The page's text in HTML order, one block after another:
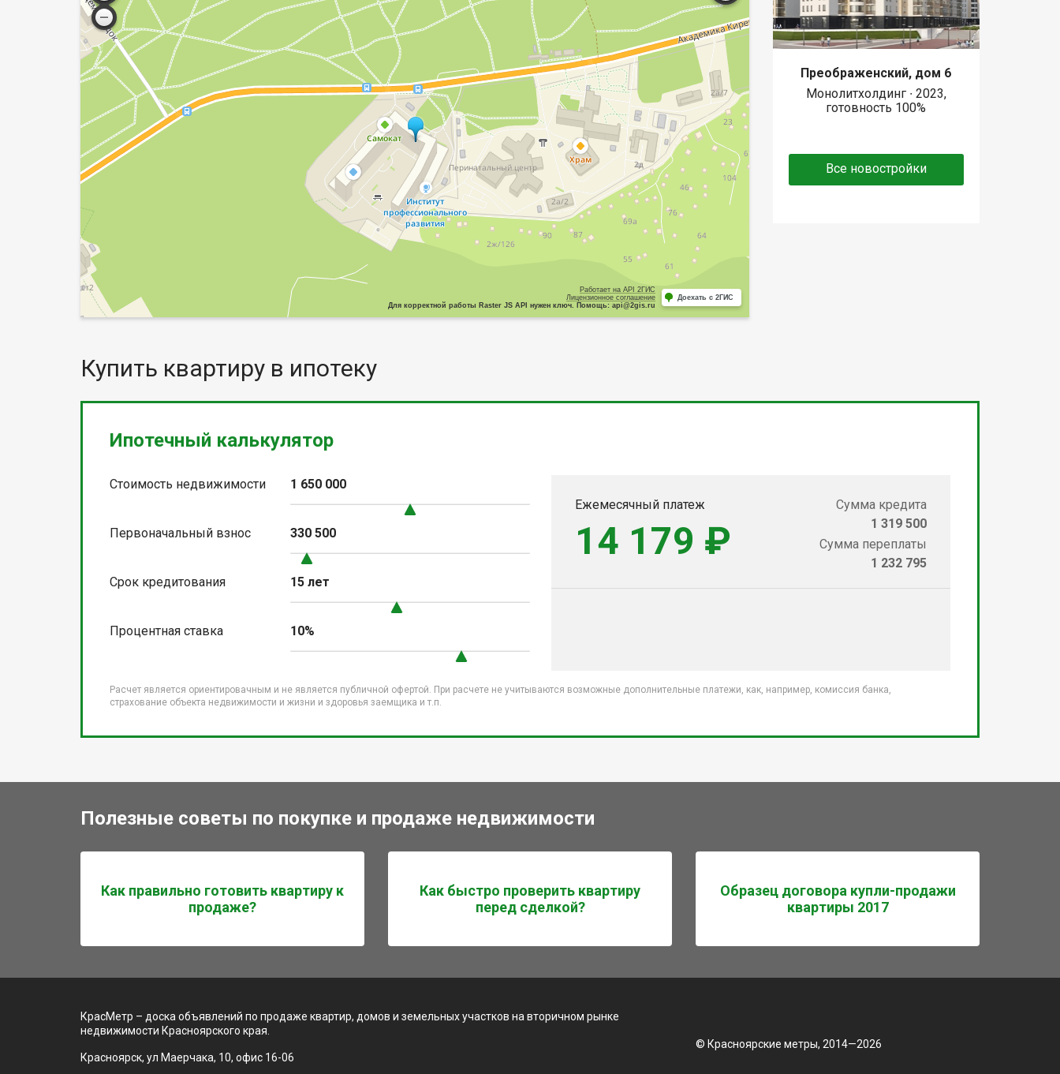
Работает на API 2ГИС
Лицензионное соглашение
Для корректной работы Raster JS API нужен ключ. Помощь: api@2gis.ru
Доехать с 2ГИС
Преображенский, дом 6
Монолитхолдинг ∙ 2023,
готовность 100%
Все новостройки
Купить квартиру в ипотеку
Ипотечный калькулятор
Стоимость недвижимости 1 650 000
Первоначальный взнос 330 500
Срок кредитования 15 лет
Процентная ставка 10%
Ежемесячный платеж
14 179 ₽
Сумма кредита
1 319 500
Сумма переплаты
1 232 795
Расчет является ориентировачным и не является публичной офертой. При расчете не учитываются возможные дополнительные платежи, как, например, комиссия банка,
страхование объекта недвижимости и жизни и здоровья заемщика и т.п.
Полезные советы по покупке и продаже недвижимости
Как правильно готовить квартиру к
продаже?
Как быстро проверить квартиру
перед сделкой?
Образец договора купли-продажи
квартиры 2017
КрасМетр – доска объявлений по продаже квартир, домов и земельных участков на вторичном рынке
недвижимости Красноярского края.
Красноярск, ул Маерчака, 10, офис 16-06
© Красноярские метры, 2014—2026